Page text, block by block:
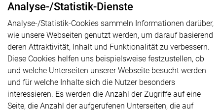
Analyse-/Statistik-Dienste
Analyse-/Statistik-Cookies sammeln Informationen darüber,
wie unsere Webseiten genutzt werden, um darauf basierend
deren Attraktivität, Inhalt und Funktionalität zu verbessern.
Diese Cookies helfen uns beispielsweise festzustellen, ob
und welche Unterseiten unserer Webseite besucht werden
und für welche Inhalte sich die Nutzer besonders
interessieren. Es werden die Anzahl der Zugriffe auf eine
Seite, die Anzahl der aufgerufenen Unterseiten, die auf